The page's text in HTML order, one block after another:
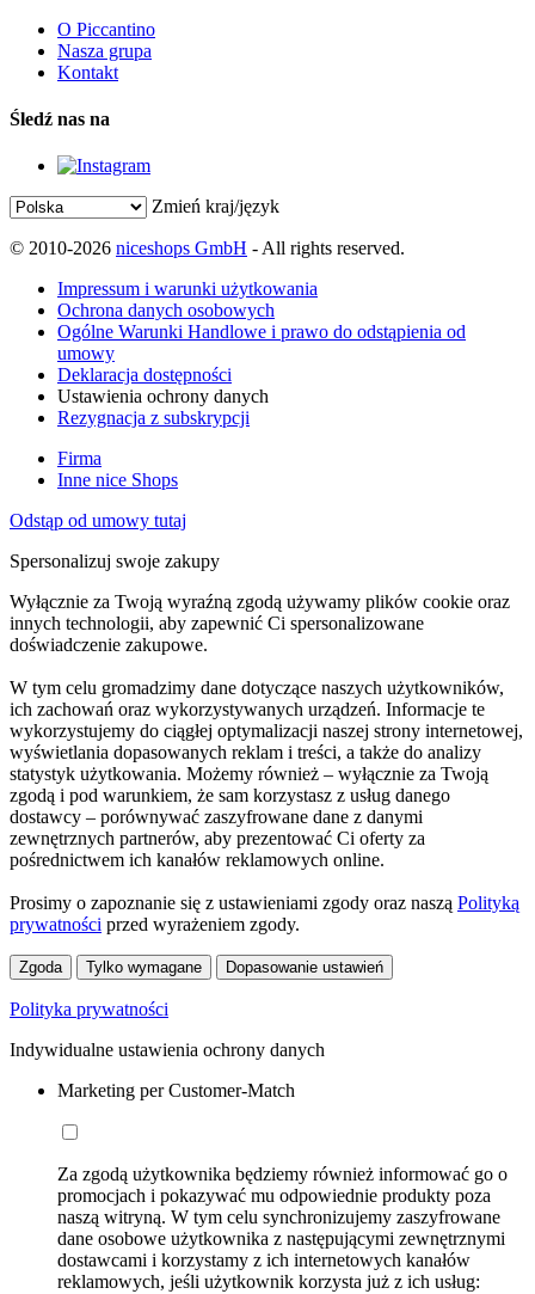
O Piccantino
Nasza grupa
Kontakt
Śledź nas na
Zmień kraj/język
© 2010-2026 niceshops GmbH - All rights reserved.
Impressum i warunki użytkowania
Ochrona danych osobowych
Ogólne Warunki Handlowe i prawo do odstąpienia od
umowy
Deklaracja dostępności
Ustawienia ochrony danych
Rezygnacja z subskrypcji
Firma
Inne nice Shops
Odstąp od umowy tutaj
Spersonalizuj swoje zakupy
Wyłącznie za Twoją wyraźną zgodą używamy plików cookie oraz
innych technologii, aby zapewnić Ci spersonalizowane
doświadczenie zakupowe.
W tym celu gromadzimy dane dotyczące naszych użytkowników,
ich zachowań oraz wykorzystywanych urządzeń. Informacje te
wykorzystujemy do ciągłej optymalizacji naszej strony internetowej,
wyświetlania dopasowanych reklam i treści, a także do analizy
statystyk użytkowania. Możemy również – wyłącznie za Twoją
zgodą i pod warunkiem, że sam korzystasz z usług danego
dostawcy – porównywać zaszyfrowane dane z danymi
zewnętrznych partnerów, aby prezentować Ci oferty za
pośrednictwem ich kanałów reklamowych online.
Prosimy o zapoznanie się z ustawieniami zgody oraz naszą Polityką
prywatności przed wyrażeniem zgody.
Zgoda Tylko wymagane Dopasowanie ustawień
Polityka prywatności
Indywidualne ustawienia ochrony danych
Marketing per Customer-Match
Za zgodą użytkownika będziemy również informować go o
promocjach i pokazywać mu odpowiednie produkty poza
naszą witryną. W tym celu synchronizujemy zaszyfrowane
dane osobowe użytkownika z następującymi zewnętrznymi
dostawcami i korzystamy z ich internetowych kanałów
reklamowych, jeśli użytkownik korzysta już z ich usług: